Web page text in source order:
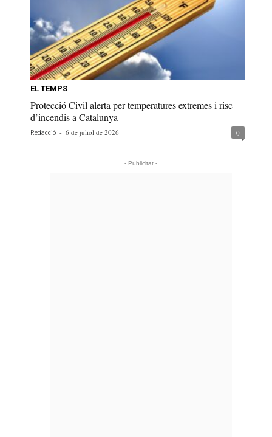
EL TEMPS
Protecció Civil alerta per temperatures extremes i risc
d’incendis a Catalunya
Redacció - 6 de juliol de 2026 0
- Publicitat -